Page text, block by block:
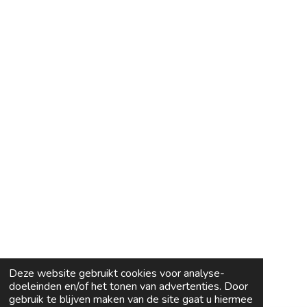
Deze website gebruikt cookies voor analyse-
doeleinden en/of het tonen van advertenties. Door
gebruik te blijven maken van de site gaat u hiermee